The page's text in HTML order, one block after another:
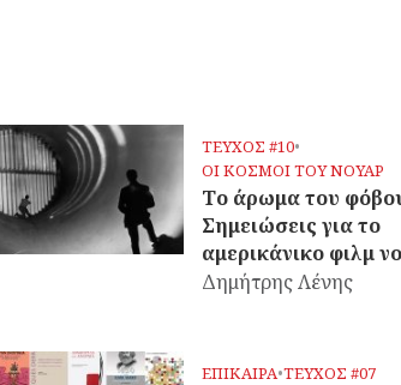
ΤΕΥΧΟΣ #10•
OΙ ΚΟΣΜΟΙ ΤΟΥ ΝΟΥΑΡ
Το άρωμα του
Σημειώσεις για το
αμερικάνικο φιλμ
Δημήτρης Λένης
ΕΠΙΚΑΙΡΑ•ΤΕΥΧΟΣ #07